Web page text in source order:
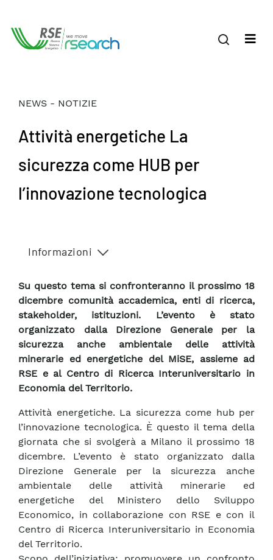
NEWS - NOTIZIE
Attività energetiche La
sicurezza come HUB per
l’innovazione tecnologica
Informazioni
Su questo tema si confronteranno il prossimo 18
dicembre comunità accademica, enti di ricerca,
stakeholder, istituzioni. L’evento è stato
organizzato dalla Direzione Generale per la
sicurezza anche ambientale delle attività
minerarie ed energetiche del MiSE, assieme ad
RSE e al Centro di Ricerca Interuniversitario in
Economia del Territorio.
Attività energetiche. La sicurezza come hub per
l’innovazione tecnologica. È questo il tema della
giornata che si svolgerà a Milano il prossimo 18
dicembre. L’evento è stato organizzato dalla
Direzione Generale per la sicurezza anche
ambientale delle attività minerarie ed
energetiche del Ministero dello Sviluppo
Economico, in collaborazione con RSE e con il
Centro di Ricerca Interuniversitario in Economia
del Territorio.